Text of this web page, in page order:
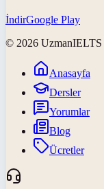
İndirGoogle Play
© 2026 UzmanIELTS
Anasayfa
Dersler
Yorumlar
Blog
Ücretler